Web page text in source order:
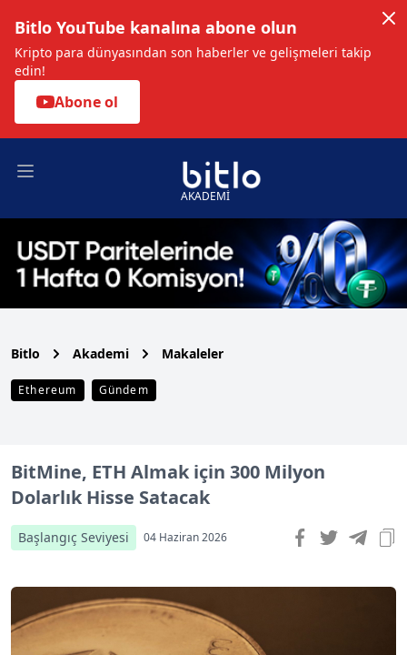
Bitlo YouTube kanalına abone olun
Kripto para dünyasından son haberler ve gelişmeleri takip
edin!
Abone ol
Open main menu
AKADEMİ
Bitlo Akademi Makaleler
Ethereum Gündem
BitMine, ETH Almak için 300 Milyon
Dolarlık Hisse Satacak
Başlangıç Seviyesi 04 Haziran 2026